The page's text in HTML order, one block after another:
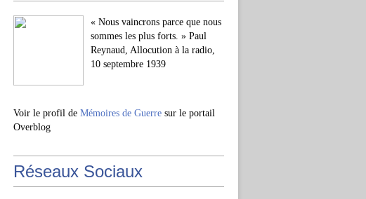
« Nous vaincrons parce que nous
sommes les plus forts. » Paul
Reynaud, Allocution à la radio,
10 septembre 1939
Voir le profil de Mémoires de Guerre sur le portail
Overblog
Réseaux Sociaux